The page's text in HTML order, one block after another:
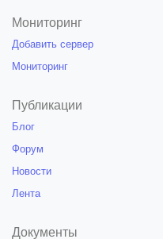
Мониторинг
Добавить сервер
Мониторинг
Публикации
Блог
Форум
Новости
Лента
Документы